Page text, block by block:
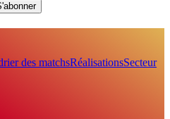
des matchsRéalisationsSecteur